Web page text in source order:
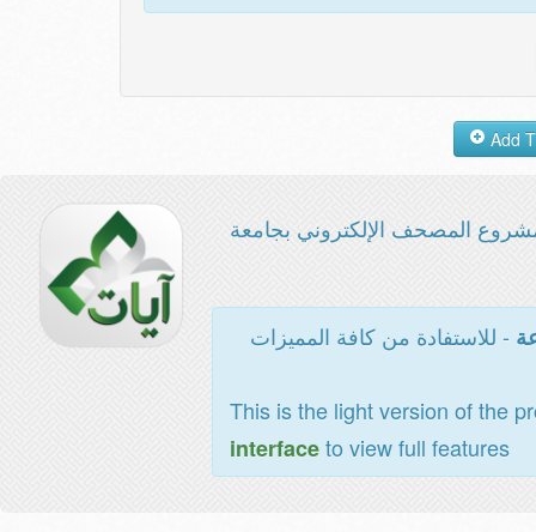
المصحف الإلكتروني بجامعة
- للاستفادة من كافة المميزات
This is the light version of the
interfaceto view full features